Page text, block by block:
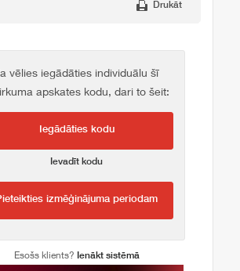
Drukāt
vēlies iegādāties individuālu šī
apskates kodu, dari to šeit:
Iegādāties kodu
Ievadīt kodu
izmēģinājuma periodam
Esošs klients? Ienākt sistēmā